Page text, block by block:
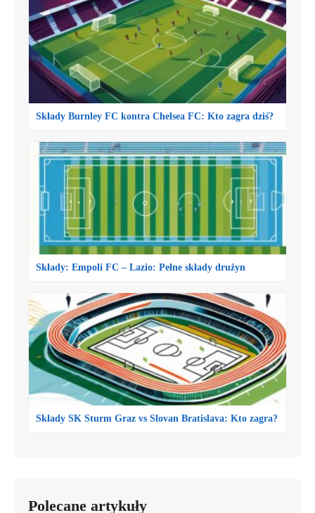
Składy Burnley FC kontra Chelsea FC: Kto zagra dziś?
Składy: Empoli FC – Lazio: Pełne składy drużyn
Składy SK Sturm Graz vs Slovan Bratislava: Kto zagra?
Polecane artykuły